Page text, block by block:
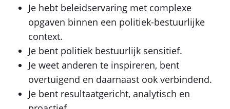
Je hebt beleidservaring met complexe
opgaven binnen een politiek-bestuurlijke
context.
Je bent politiek bestuurlijk sensitief.
Je weet anderen te inspireren, bent
overtuigend en daarnaast ook verbindend.
Je bent resultaatgericht, analytisch en